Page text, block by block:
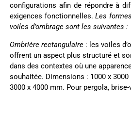
configurations afin de répondre à
exigences fonctionnelles.Les
voiles d’ombrage sont les suivantes :
Ombrière rectangulaire : les voiles
offrent un aspect plus structuré et
dans des contextes où une
souhaitée. Dimensions : 1000 x
3000 x 4000 mm. Pour pergola, brise-